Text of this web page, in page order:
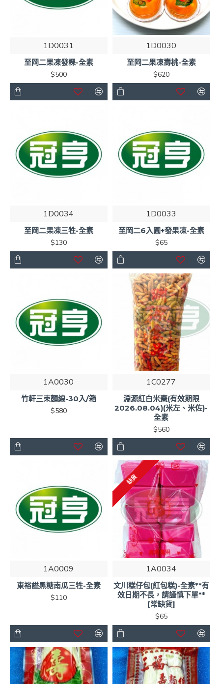
1D0031
至岡二果凍發粿-全素
$500
1D0030
至岡二果凍壽桃-全素
$620
1D0034
至岡二果凍三牲-全素
$130
1D0033
至岡二6入圓+發果凍-全素
$65
1A0030
竹軒三束麵線-30入/箱
$580
1C0277
淵源紅白米棗(有效期限
2026.08.04)(米左、米佐)-
全素
$560
1A0009
東裕謚黑糖南瓜三牲-全素
$110
缺貨
1A0034
文川糕仔包(紅包糕)-全素**有
效日期不長，請謹慎下單**
[常缺貨]
$65